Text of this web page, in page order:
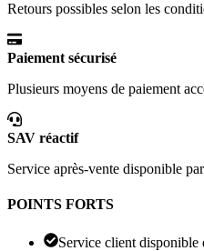
Retours possibles selon les
Paiement sécurisé
Plusieurs moyens de paiement
SAV réactif
Service après-vente disponible
POINTS FORTS
Service client disponible